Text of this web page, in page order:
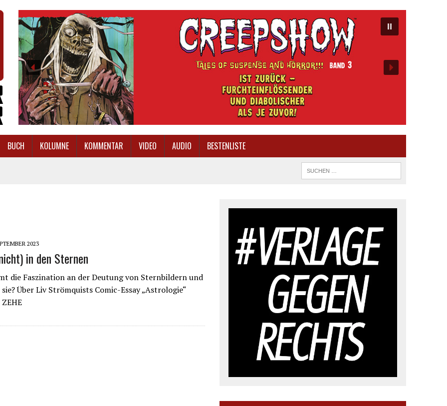
BUCH KOLUMNE KOMMENTAR VIDEO AUDIO BESTENLISTE
2023
in den Sternen
die Faszination an der Deutung von Sternbildern und
Über Liv Strömquists Comic-Essay „Astrologie“